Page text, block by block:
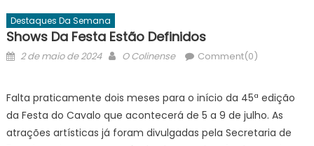
Destaques Da Semana
Shows Da Festa Estão Definidos
Posted
2 de maio de 2024 Author
O Colinense Comment(0)
Falta praticamente dois meses para o início da 45ª edição
da Festa do Cavalo que acontecerá de 5 a 9 de julho. As
atrações artísticas já foram divulgadas pela Secretaria de